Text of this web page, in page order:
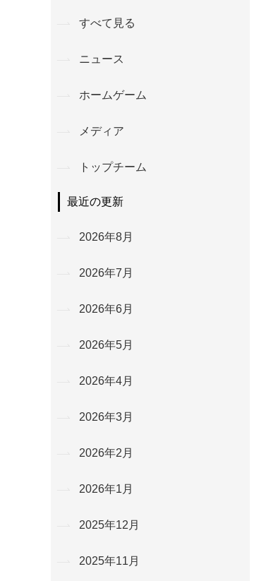
すべて見る
ニュース
ホームゲーム
メディア
トップチーム
最近の更新
2026年8月
2026年7月
2026年6月
2026年5月
2026年4月
2026年3月
2026年2月
2026年1月
2025年12月
2025年11月